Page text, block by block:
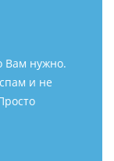
Вам нужно.
и не